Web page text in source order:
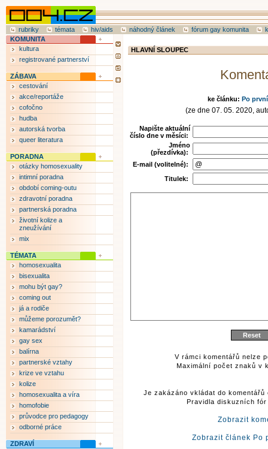
rubriky témata hiv/aids náhodný článek fórum gay komunita
HLAVNÍ SLOUPEC
ke článku: Po
(ze dne 07. 05. 2020,
Napište aktuální
číslo dne v měsíci:
Jméno
(přezdívka):
E-mail (volitelné):
Titulek:
V rámci komentářů nelze
Maximální počet znaků v
Je zakázáno vkládat do
Pravidla diskuzních
Zobrazit
Zobrazit článek Po
KOMUNITA
kultura
registrované partnerství
ZÁBAVA
cestování
akce/reportáže
cofočno
hudba
autorská tvorba
queer literatura
PORADNA
otázky homosexuality
intimní poradna
období coming-outu
zdravotní poradna
partnerská poradna
životní kolize a
zneužívání
mix
TÉMATA
homosexualita
bisexualita
mohu být gay?
coming out
já a rodiče
můžeme porozumět?
kamarádství
gay sex
balírna
partnerské vztahy
krize ve vztahu
kolize
homosexualita a víra
homofobie
průvodce pro pedagogy
odborné práce
ZDRAVÍ